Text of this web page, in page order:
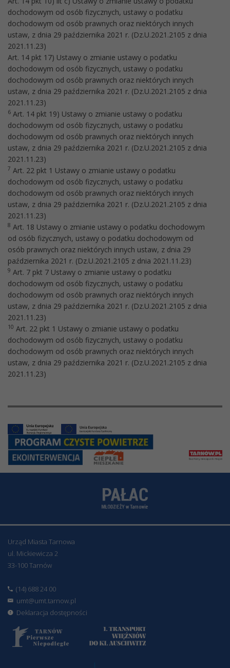
dochodowym od osób fizycznych, ustawy o podatku
dochodowym od osób prawnych oraz niektórych innych
ustaw, z dnia 29 października 2021 r. (Dz.U.2021.2105 z dnia
2021.11.23)
Art. 14 pkt 17) Ustawy o zmianie ustawy o podatku
dochodowym od osób fizycznych, ustawy o podatku
dochodowym od osób prawnych oraz niektórych innych
ustaw, z dnia 29 października 2021 r. (Dz.U.2021.2105 z dnia
2021.11.23)
6 Art. 14 pkt 19) Ustawy o zmianie ustawy o podatku
dochodowym od osób fizycznych, ustawy o podatku
dochodowym od osób prawnych oraz niektórych innych
ustaw, z dnia 29 października 2021 r. (Dz.U.2021.2105 z dnia
2021.11.23)
7 Art. 22 pkt 1 Ustawy o zmianie ustawy o podatku
dochodowym od osób fizycznych, ustawy o podatku
dochodowym od osób prawnych oraz niektórych innych
ustaw, z dnia 29 października 2021 r. (Dz.U.2021.2105 z dnia
2021.11.23)
8 Art. 18 Ustawy o zmianie ustawy o podatku dochodowym
od osób fizycznych, ustawy o podatku dochodowym od
osób prawnych oraz niektórych innych ustaw, z dnia 29
października 2021 r. (Dz.U.2021.2105 z dnia 2021.11.23)
9 Art. 7 pkt 7 Ustawy o zmianie ustawy o podatku
dochodowym od osób fizycznych, ustawy o podatku
dochodowym od osób prawnych oraz niektórych innych
ustaw, z dnia 29 października 2021 r. (Dz.U.2021.2105 z dnia
2021.11.23)
10 Art. 22 pkt 1 Ustawy o zmianie ustawy o podatku
dochodowym od osób fizycznych, ustawy o podatku
dochodowym od osób prawnych oraz niektórych innych
ustaw, z dnia 29 października 2021 r. (Dz.U.2021.2105 z dnia
2021.11.23)
Urząd Miasta Tarnowa
ul. Mickiewicza 2
33-100 Tarnów
(14) 688 24 00
umt@umt.tarnow.pl
Deklaracja dostępności